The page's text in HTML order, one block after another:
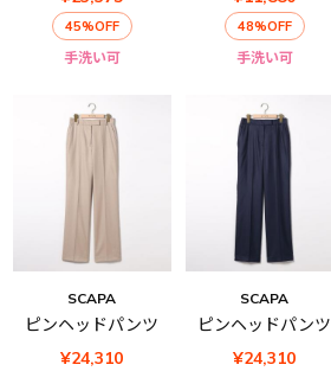
45%OFF
手洗い可
48%OFF
手洗い可
SCAPA
ピンヘッドパンツ
¥24,310
SCAPA
ピンヘッドパンツ
¥24,310